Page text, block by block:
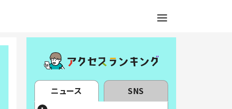
ニュース SNS